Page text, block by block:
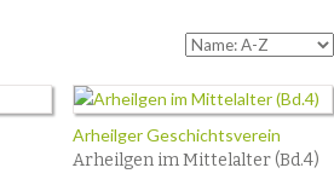
Arheilger Geschichtsverein
Arheilgen im Mittelalter (Bd.4)